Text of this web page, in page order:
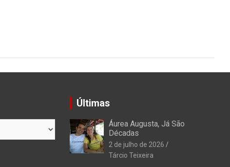
Últimas
Áurea Augusta, Já São
Décadas
2 de julho de 2026
Tárcio Teixeira